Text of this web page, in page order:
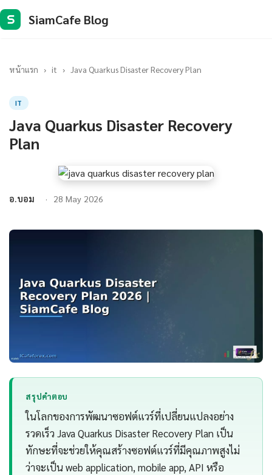
S SiamCafe Blog
หน้าแรก › it › Java Quarkus Disaster Recovery Plan
IT
Java Quarkus Disaster Recovery
Plan
อ.บอม 28 May 2026
สรุปคำตอบ
ในโลกของการพัฒนาซอฟต์แวร์ที่เปลี่ยนแปลงอย่าง
รวดเร็ว Java Quarkus Disaster Recovery Plan เป็น
ทักษะที่จะช่วยให้คุณสร้างซอฟต์แวร์ที่มีคุณภาพสูงไม่
ว่าจะเป็น web application, mobile app, API หรือ